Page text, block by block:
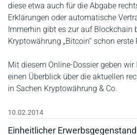
diese etwa auch für die Abgabe
Erklärungen oder automatische
Immerhin gibt es zur auf Blockchain
Kryptowährung „Bitcoin“ schon erste
Mit diesem Online-Dossier geben
einen Überblick über die aktuellen
in Sachen Kryptowährung & Co.
10.02.2014
Einheitlicher